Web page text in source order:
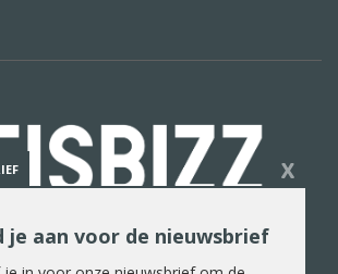
reiswereld in woord en beeld
X
je aan voor de nieuwsbrief